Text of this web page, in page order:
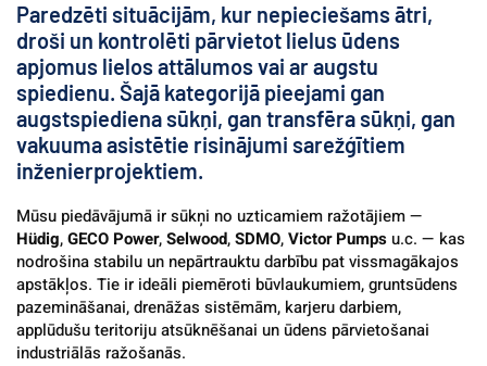
Paredzēti situācijām, kur nepieciešams ātri,
droši un kontrolēti pārvietot lielus ūdens
apjomus lielos attālumos vai ar augstu
spiedienu. Šajā kategorijā pieejami gan
augstspiediena sūkņi, gan transfēra sūkņi, gan
vakuuma asistētie risinājumi sarežģītiem
inženierprojektiem.
Hüdig, GECO Power, Selwood, SDMO, Victor Pumps u.c. — kas
nodrošina stabilu un nepārtrauktu darbību pat vissmagākajos
apstākļos. Tie ir ideāli piemēroti būvlaukumiem, gruntsūdens
pazemināšanai, drenāžas sistēmām, karjeru darbiem,
applūdušu teritoriju atsūknēšanai un ūdens pārvietošanai
industriālās ražošanās.